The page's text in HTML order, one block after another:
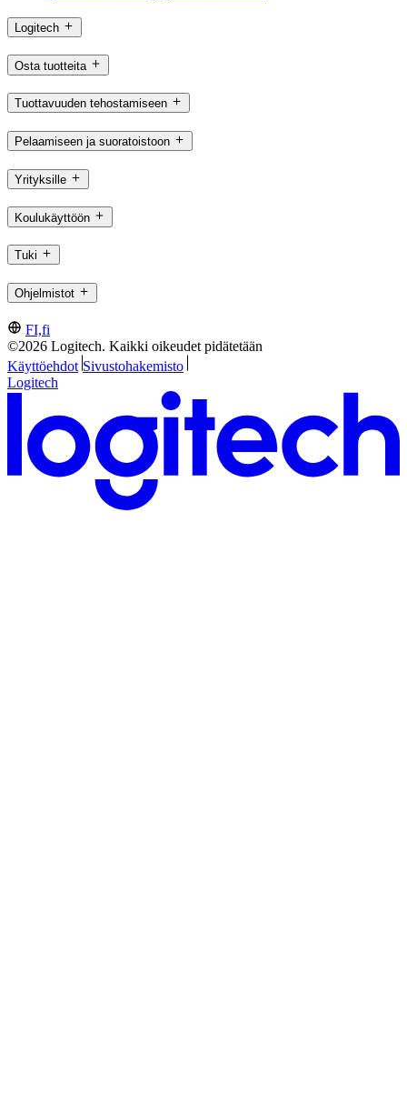
Logitech
Osta tuotteita
Tuottavuuden tehostamiseen
Pelaamiseen ja suoratoistoon
Yrityksille
Koulukäyttöön
Tuki
Ohjelmistot
FI,fi
©2026 Logitech. Kaikki oikeudet pidätetään
Käyttöehdot Sivustohakemisto
Logitech